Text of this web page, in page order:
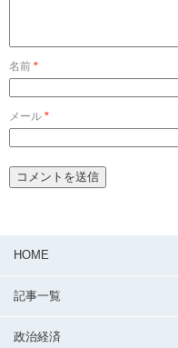
名前 *
メール *
HOME
記事一覧
政治経済